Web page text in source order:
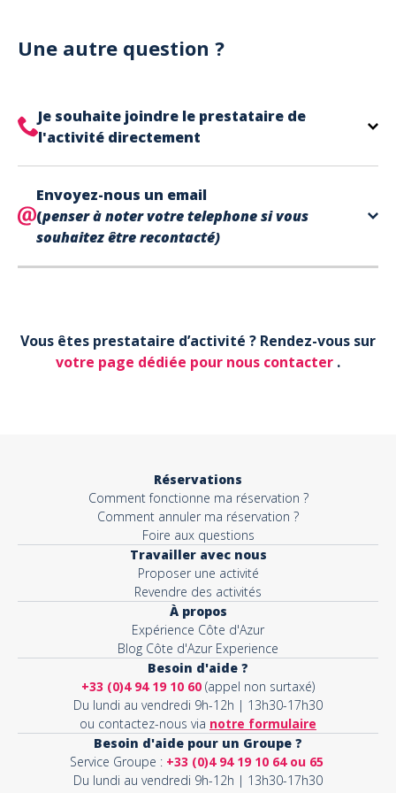
Cependant, nous avons l'office de tourisme de Fréjus
et de Saint Raphaël qui acceptent les chèques
A noter que la réservation est prise en compte
uniquement une fois le paiement effectué.
Une autre question ?
Je souhaite joindre le prestataire de
l'activité directement
trouve directement sur votre billet,
dans la partie contact.
Envoyez-nous un email
(penser à noter votre telephone si vous
souhaitez être recontacté)
Votre email*
Vous êtes prestataire d’activité ? Rendez-vous sur
votre page dédiée pour nous contacter .
Réservations
Comment fonctionne ma réservation ?
Comment annuler ma réservation ?
Foire aux questions
Travailler avec nous
Proposer une activité
Revendre des activités
À propos
Expérience Côte d'Azur
Blog Côte d'Azur Experience
Besoin d'aide ?
+33 (0)4 94 19 10 60 (appel non surtaxé)
Du lundi au vendredi 9h-12h | 13h30-17h30
ou contactez-nous via notre formulaire
Besoin d'aide pour un Groupe ?
Service Groupe : +33 (0)4 94 19 10 64 ou 65
Du lundi au vendredi 9h-12h | 13h30-17h30